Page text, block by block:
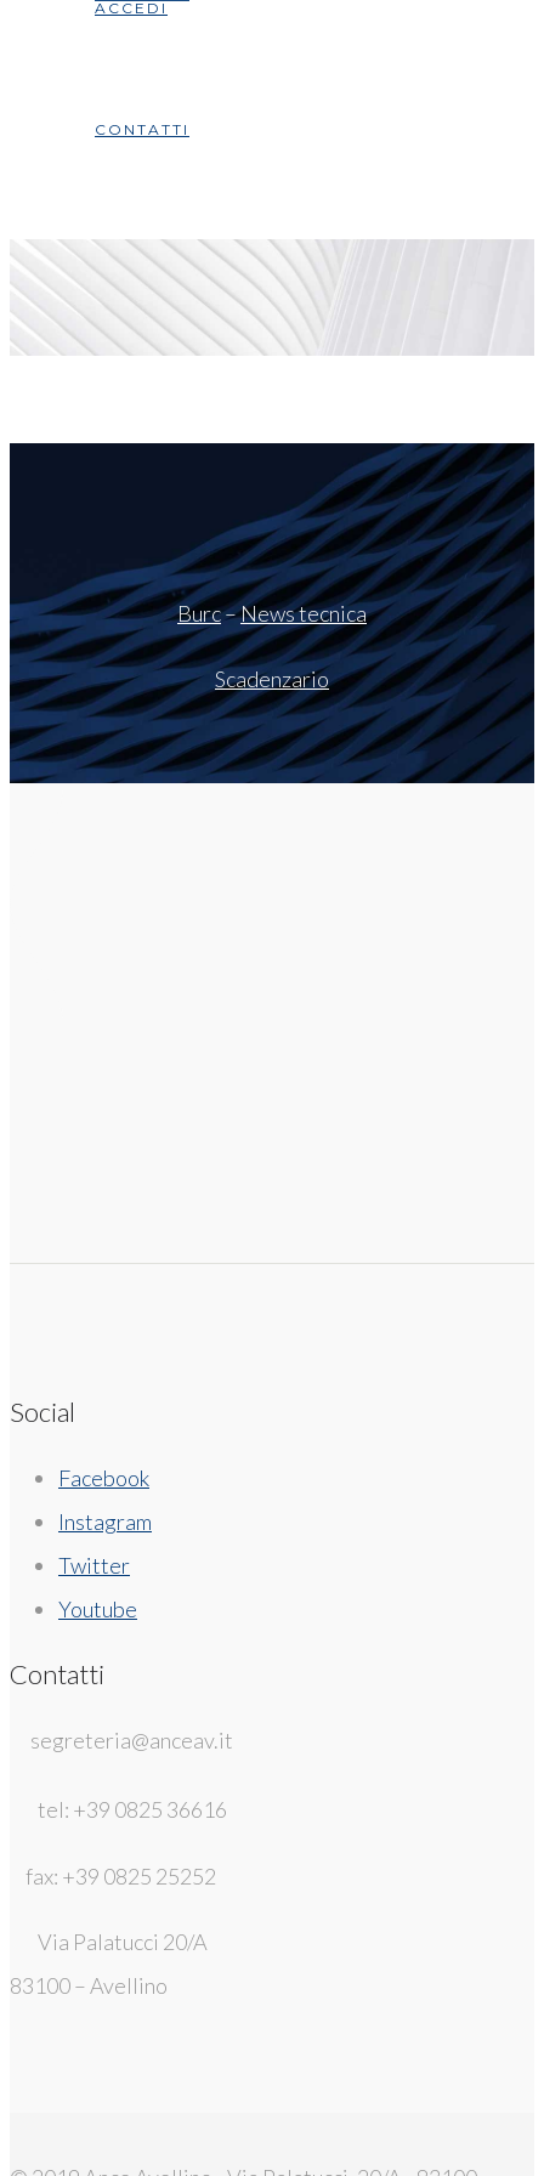
ACCEDI
CONTATTI
Burc–News tecnica
Scadenzario
Social
Facebook
Instagram
Twitter
Youtube
Contatti
segreteria@anceav.it
tel: +39 0825 36616
fax: +39 0825 25252
Via Palatucci 20/A
83100 – Avellino